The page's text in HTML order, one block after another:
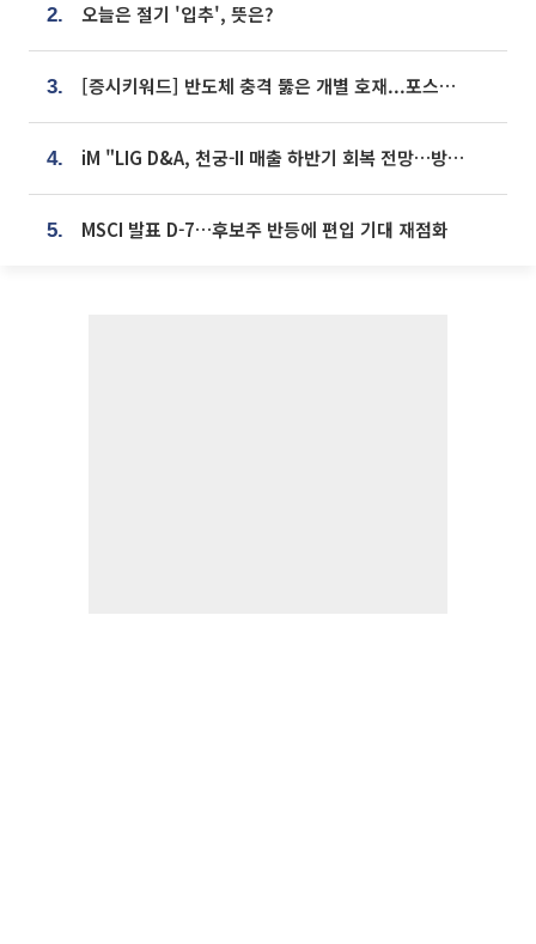
2. 오늘은 절기 '입추', 뜻은?
3. [증시키워드] 반도체 충격 뚫은 개별 호재...포스코퓨처엠·에코프로·한화솔루션 '눈길'
4. iM "LIG D&A, 천궁-II 매출 하반기 회복 전망…방산 톱픽 유지"
5. MSCI 발표 D-7…후보주 반등에 편입 기대 재점화